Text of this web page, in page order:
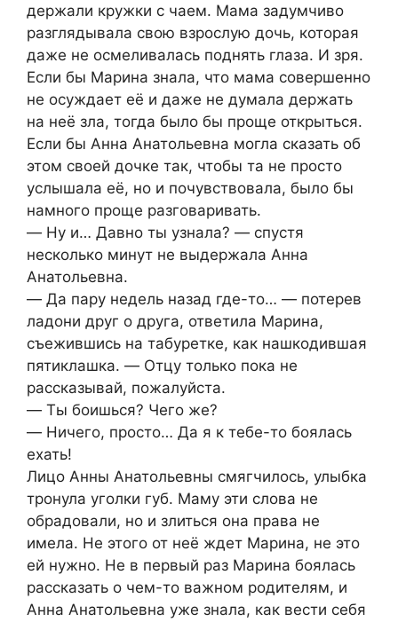
держали кружки с чаем. Мама задумчиво
разглядывала свою взрослую дочь, которая
даже не осмеливалась поднять глаза. И зря.
Если бы Марина знала, что мама совершенно
не осуждает её и даже не думала держать
на неё зла, тогда было бы проще открыться.
Если бы Анна Анатольевна могла сказать об
этом своей дочке так, чтобы та не просто
услышала её, но и почувствовала, было бы
намного проще разговаривать.
― Ну и… Давно ты узнала? ― спустя
несколько минут не выдержала Анна
Анатольевна.
― Да пару недель назад где-то… ― потерев
ладони друг о друга, ответила Марина,
съежившись на табуретке, как нашкодившая
пятиклашка. ― Отцу только пока не
рассказывай, пожалуйста.
― Ты боишься? Чего же?
― Ничего, просто… Да я к тебе-то боялась
ехать!
Лицо Анны Анатольевны смягчилось, улыбка
тронула уголки губ. Маму эти слова не
обрадовали, но и злиться она права не
имела. Не этого от неё ждет Марина, не это
ей нужно. Не в первый раз Марина боялась
рассказать о чем-то важном родителям, и
Анна Анатольевна уже знала, как вести себя